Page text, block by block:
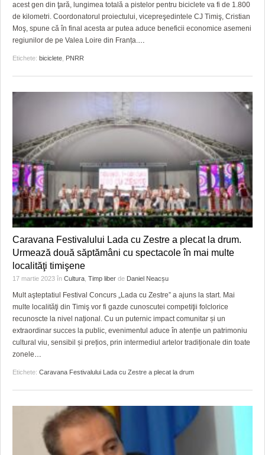
acest gen din ţară, lungimea totală a pistelor pentru biciclete va fi de 1.800
de kilometri. Coordonatorul proiectului, vicepreşedintele CJ Timiş, Cristian
Moş, spune că în final acesta ar putea aduce beneficii economice asemeni
regiunilor de pe Valea Loire din Franța.
Etichete: biciclete PNRR
Caravana Festivalului Lada cu Zestre a plecat la drum.
Urmează două săptămâni cu spectacole în mai multe
localităţi timişene
17 martie 2023 în Cultura Timp liber de Daniel Neacșu
Mult aşteptatiul Festival Concurs „Lada cu Zestre” a ajuns la start. Mai
multe localităţi din Timiş vor fi gazde cunoscutei competiţii folclorice
recunoscte la nivel naţional. Cu un puternic impact comunitar și un
extraordinar succes la public, evenimentul aduce în atenție un patrimoniu
cultural viu, sensibil și prețios, prin intermediul artelor tradiționale din toate
zonele…
Etichete: Caravana Festivalului Lada cu Zestre a plecat la drum